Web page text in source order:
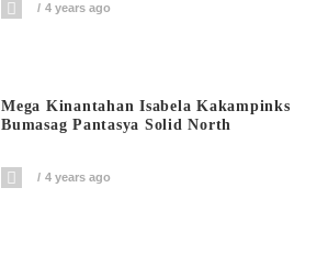
4 years ago
Mega Kinantahan Isabela Kakampinks
Bumasag Pantasya Solid North
4 years ago